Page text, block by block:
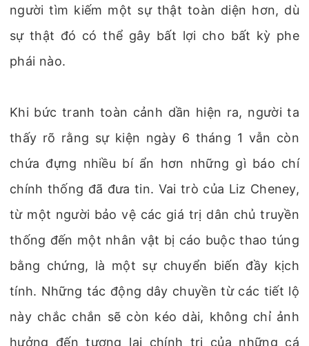
người tìm kiếm một sự thật toàn diện hơn, dù
sự thật đó có thể gây bất lợi cho bất kỳ phe
phái nào.
Khi bức tranh toàn cảnh dần hiện ra, người ta
thấy rõ rằng sự kiện ngày 6 tháng 1 vẫn còn
chứa đựng nhiều bí ẩn hơn những gì báo chí
chính thống đã đưa tin. Vai trò của Liz Cheney,
từ một người bảo vệ các giá trị dân chủ truyền
thống đến một nhân vật bị cáo buộc thao túng
bằng chứng, là một sự chuyển biến đầy kịch
tính. Những tác động dây chuyền từ các tiết lộ
này chắc chắn sẽ còn kéo dài, không chỉ ảnh
hưởng đến tương lai chính trị của những cá